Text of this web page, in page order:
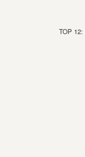
TOP 12: